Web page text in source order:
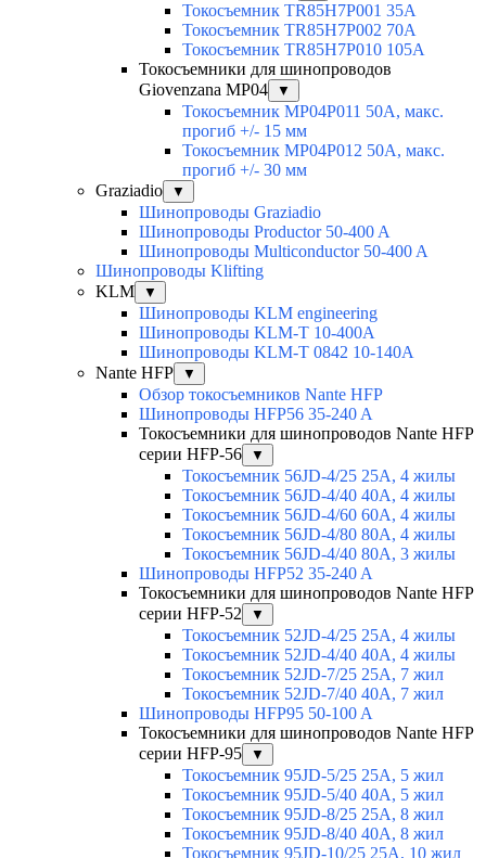
Токосъемник TR85H7P001 35A
Токосъемник TR85H7P002 70A
Токосъемник TR85H7P010 105A
Токосъемники для шинопроводов
Giovenzana MP04
▼
Токосъемник MP04P011 50A, макс.
прогиб +/- 15 мм
Токосъемник MP04P012 50A, макс.
прогиб +/- 30 мм
Graziadio
▼
Шинопроводы Graziadio
Шинопроводы Productor 50-400 A
Шинопроводы Multiconductor 50-400 A
Шинопроводы Klifting
KLM
▼
Шинопроводы KLM engineering
Шинопроводы KLM-T 10-400A
Шинопроводы KLM-T 0842 10-140A
Nante HFP
▼
Обзор токосъемников Nante HFP
Шинопроводы HFP56 35-240 A
Токосъемники для шинопроводов Nante HFP
серии HFP-56
▼
Токосъемник 56JD-4/25 25А, 4 жилы
Токосъемник 56JD-4/40 40А, 4 жилы
Токосъемник 56JD-4/60 60А, 4 жилы
Токосъемник 56JD-4/80 80А, 4 жилы
Токосъемник 56JD-4/40 80А, 3 жилы
Шинопроводы HFP52 35-240 A
Токосъемники для шинопроводов Nante HFP
серии HFP-52
▼
Токосъемник 52JD-4/25 25А, 4 жилы
Токосъемник 52JD-4/40 40А, 4 жилы
Токосъемник 52JD-7/25 25А, 7 жил
Токосъемник 52JD-7/40 40А, 7 жил
Шинопроводы HFP95 50-100 A
Токосъемники для шинопроводов Nante HFP
серии HFP-95
▼
Токосъемник 95JD-5/25 25А, 5 жил
Токосъемник 95JD-5/40 40А, 5 жил
Токосъемник 95JD-8/25 25А, 8 жил
Токосъемник 95JD-8/40 40А, 8 жил
Токосъемник 95JD-10/25 25А, 10 жил